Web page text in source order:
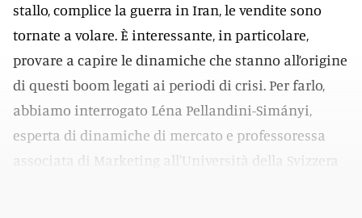
stallo, complice la guerra in Iran, le vendite sono
tornate a volare. È interessante, in particolare,
provare a capire le dinamiche che stanno all’origine
di questi boom legati ai periodi di crisi. Per farlo,
abbiamo interrogato Léna Pellandini-Simányi,
esperta di dinamiche di mercato e professoressa
associata di Marketing all'Università della Svizzera